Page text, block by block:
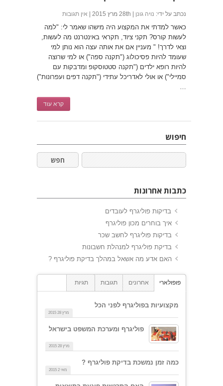
נכתב על ידי: נויה גונן אין תגובות
כאשר למדתי את המקצוע היה מישהו שאמר לי: "למה
לעשות קורס? תקני ציוד, תקראי באינטרנט מה לעשות,
וצאי לדרך! " מעניין אם את אותה עצה הוא נותן למי
שעומד להיות פסיכולוג ("תקנה ספה") או למי שרוצה
להיות רופא ילדים ("תקנה סטטוסקופ ומדבקות עם
סמיילי") או אולי לאדריכל עתידי ("תקנה דפים ועפרונות")
…
קרא עוד
חיפוש
כתבות אחרונות
בדיקות פוליגרף לעובדים
איך בוחרים מכון פוליגרף
בדיקות פוליגרף לחשב שכר
בדיקת פוליגרף למנהלת חשבונות
האם אדע מה אשאל במהלך בדיקת פוליגרף ?
פופולארי אחרונים תגובות תגיות
מקצועיות בפוליגרף לפני הכל
מרץ 28 2015
פוליגרף ומערכת המשפט בישראל
מרץ 28 2015
כמה זמן נמשכת בדיקת פוליגרף ?
מאי 2 2015